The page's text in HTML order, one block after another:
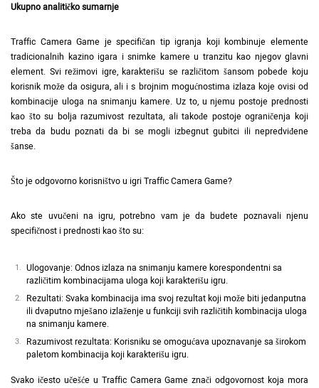
Ukupno analitičko sumarnje
Traffic Camera Game je specifičan tip igranja koji kombinuje elemente
tradicionalnih kazino igara i snimke kamere u tranzitu kao njegov glavni
element. Svi režimovi igre, karakterišu se različitom šansom pobede koju
korisnik može da osigura, ali i s brojnim mogućnostima izlaza koje ovisi od
kombinacije uloga na snimanju kamere. Uz to, u njemu postoje prednosti
kao što su bolja razumivost rezultata, ali takođe postoje ograničenja koji
treba da budu poznati da bi se mogli izbegnut gubitci ili nepredviđene
šanse.
Što je odgovorno korisništvo u igri Traffic Camera Game?
Ako ste uvučeni na igru, potrebno vam je da budete poznavali njenu
specifičnost i prednosti kao što su:
Ulogovanje: Odnos izlaza na snimanju kamere korespondentni sa
različitim kombinacijama uloga koji karakterišu igru.
Rezultati: Svaka kombinacija ima svoj rezultat koji može biti jedanputna
ili dvaputno mješano izlaženje u funkciji svih različitih kombinacija uloga
na snimanju kamere.
Razumivost rezultata: Korisniku se omogućava upoznavanje sa širokom
paletom kombinacija koji karakterišu igru.
Svako ičesto učešće u Traffic Camera Game znači odgovornost koja mora